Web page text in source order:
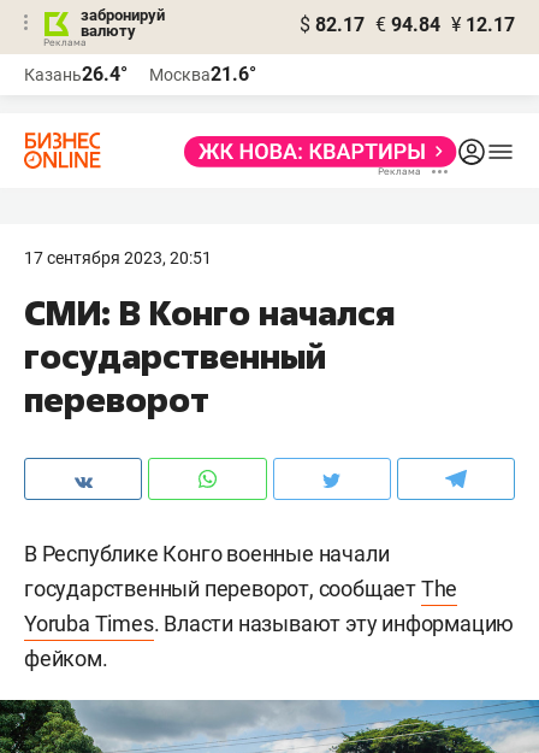
забронируй
валюту
$ 82.17 € 94.84 ¥ 12.17
Казань26.4° Москва21.6°
17 сентября 2023, 20:51
СМИ: В Конго начался
государственный
переворот
В Республике Конго военные начали
государственный переворот, сообщаетThe
Yoruba Times. Власти называют эту информацию
фейком.